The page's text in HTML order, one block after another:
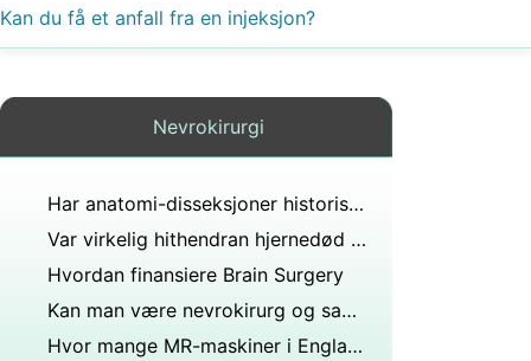
Kan du få et anfall fra en injeksjon?
Nevrokirurgi
Har anatomi-disseksjoner historisk sett vært en aktivitet kun kirurger og medisinstudenter har deltatt?
Var virkelig hithendran hjernedød på Apollo sykehus?
Hvordan finansiere Brain Surgery
Kan man være nevrokirurg og samtidig anestesilege?
Hvor mange MR-maskiner i England?